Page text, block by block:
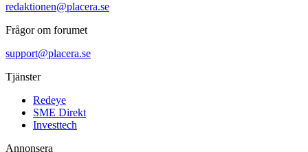
redaktionen@placera.se
Frågor om forumet
support@placera.se
Tjänster
Redeye
SME Direkt
Investtech
Annonsera